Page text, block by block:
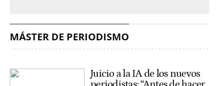
MÁSTER DE PERIODISMO
Juicio a la IA de los nuevos